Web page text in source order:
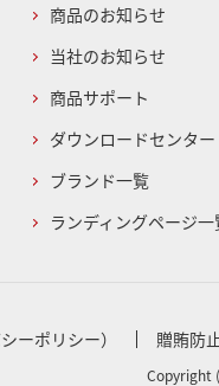
商品のお知らせ
当社のお知らせ
商品サポート
ダウンロードセンター
ブランド一覧
ランディングページ一
ーポリシー） 贈賄防
Copyright